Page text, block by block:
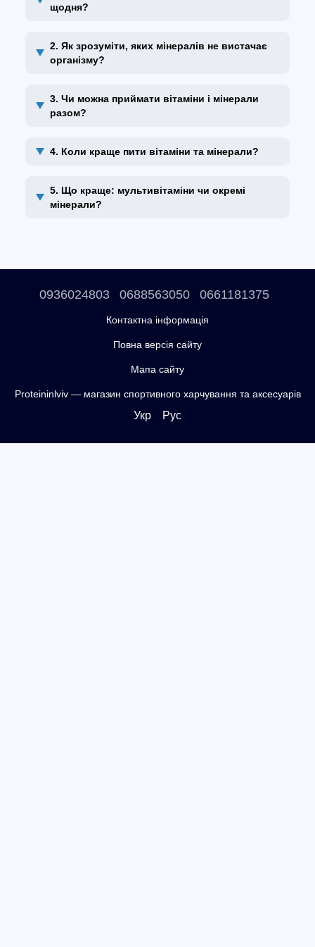
щодня?
2. Як зрозуміти, яких мінералів не вистачає
організму?
3. Чи можна приймати вітаміни і мінерали
разом?
4. Коли краще пити вітаміни та мінерали?
5. Що краще: мультивітаміни чи окремі
мінерали?
0936024803 0688563050 0661181375
Контактна інформація
Повна версія сайту
Мапа сайту
Proteininlviv — магазин спортивного харчування та аксесуарів
Укр Рус